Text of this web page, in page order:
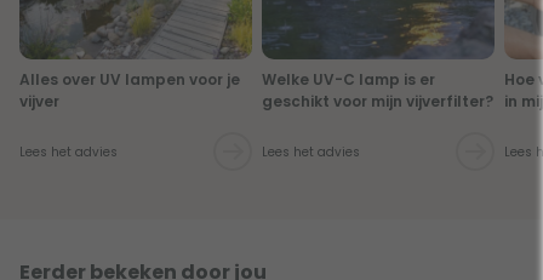
Alles over UV lampen voor je
vijver
Lees het advies
Welke UV-C lamp is er
geschikt voor mijn vijverfilter?
Lees het advies
Hoe
in
Lees
Eerder bekeken door jou